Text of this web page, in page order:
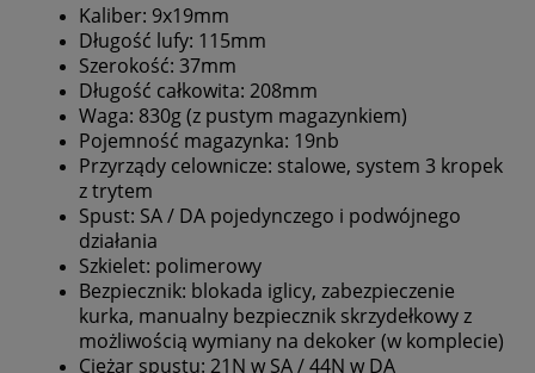
Kaliber: 9x19mm
Długość lufy: 115mm
Szerokość: 37mm
Długość całkowita: 208mm
Waga: 830g(z pustym magazynkiem)
Pojemność magazynka: 19nb
Przyrządy celownicze: stalowe, system 3 kropek
z trytem
Spust: SA / DA pojedynczego i podwójnego
działania
Szkielet: polimerowy
Bezpiecznik: blokada iglicy, zabezpieczenie
kurka, manualny bezpiecznik skrzydełkowy z
możliwością wymiany na dekoker (w komplecie)
Ciężar spustu: 21N w SA / 44N w DA